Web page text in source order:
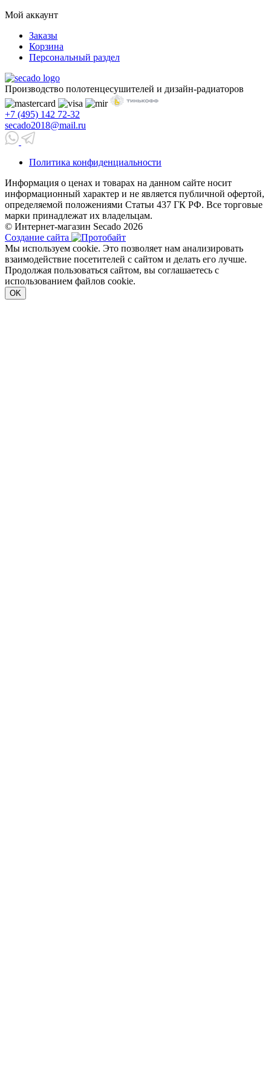
Мой аккаунт
Заказы
Корзина
Персональный раздел
Производство полотенцесушителей и дизайн-радиаторов
+7 (495) 142 72-32
secado2018@mail.ru
Политика конфиденциальности
Информация о ценах и товарах на данном сайте носит
информационный характер и не является публичной офертой,
определяемой положениями Статьи 437 ГК РФ. Все торговые
марки принадлежат их владельцам.
© Интернет-магазин Secado 2026
Создание сайта
Мы используем cookie. Это позволяет нам анализировать
взаимодействие посетителей с сайтом и делать его лучше.
Продолжая пользоваться сайтом, вы соглашаетесь с
использованием файлов cookie.
OK